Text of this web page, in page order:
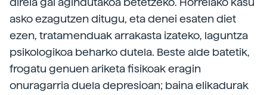
asko ezagutzen ditugu, eta denei esaten diet
ezen, tratamenduak arrakasta izateko, laguntza
psikologikoa beharko dutela. Beste alde batetik,
frogatu genuen ariketa fisikoak eragin
onuragarria duela depresioan; baina elikadurak